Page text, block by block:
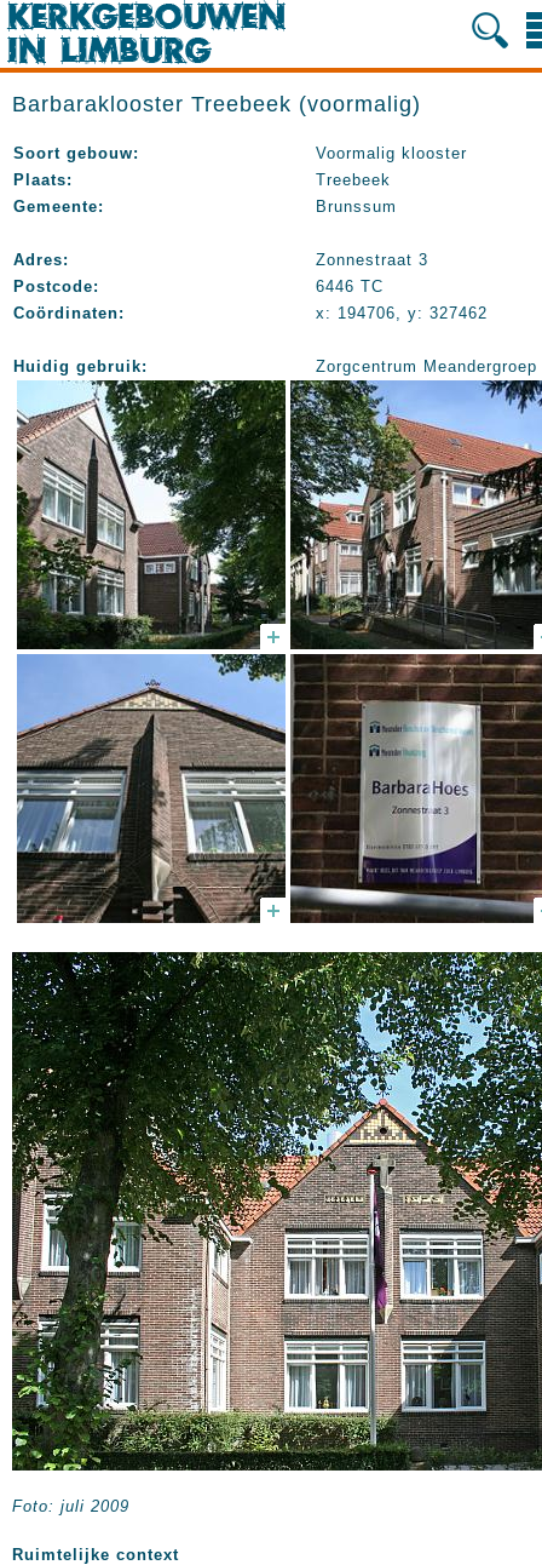
Barbaraklooster Treebeek (voormalig)
Soort gebouw:
Voormalig klooster
Plaats:
Treebeek
Gemeente:
Brunssum
Adres:
Zonnestraat 3
Postcode:
6446 TC
Coördinaten:
x: 194706, y: 327462
Huidig gebruik: Zorgcentrum Meandergroep
Foto: juli 2009
Ruimtelijke context